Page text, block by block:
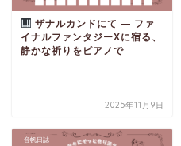
ザナルカンドにて ― ファ
イナルファンタジーXに宿る、
静かな祈りをピアノで
2025年11月9日
音帆日誌